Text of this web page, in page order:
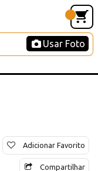
Usar Foto
Adicionar Favorito
Compartilhar